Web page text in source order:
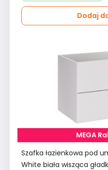
Dodaj
MEGA
Szafka łazienkowa pod
White biała wisząca